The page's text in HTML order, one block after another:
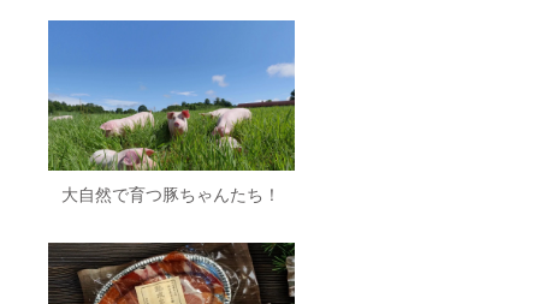
大自然で育つ豚ちゃんたち！